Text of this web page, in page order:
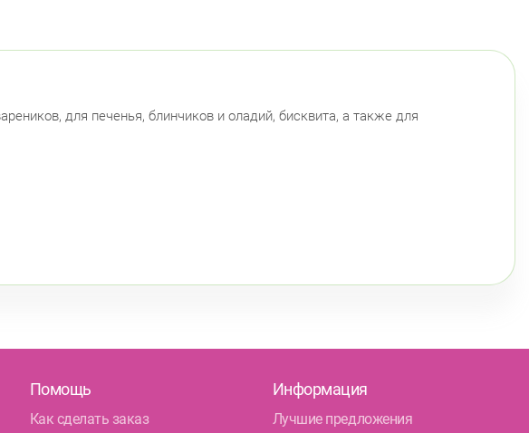
для печенья, блинчиков и оладий, бисквита, а также для
Помощь
Как сделать заказ
Информация
Лучшие предложения